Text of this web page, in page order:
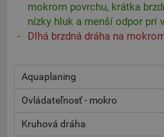
mokrom povrchu, krátka
nízky hluk a menší odpor pri
Dlhá brzdná dráha na
Aquaplaning
Ovládateľnosť - mokro
Kruhová dráha